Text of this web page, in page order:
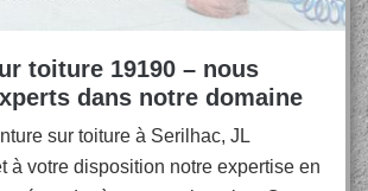
toiture 19190 – nous
dans notre domaine
sur toiture à Serilhac, JL
à votre disposition notre expertise en